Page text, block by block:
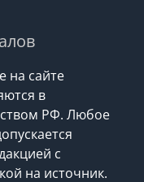
на сайте
в
РФ. Любое
с
на источник.